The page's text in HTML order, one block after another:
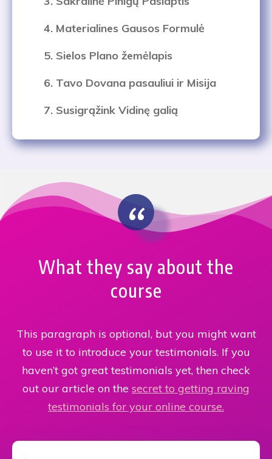
4. Materialines Gausos Formulė
5. Sielos Plano žemėlapis
6. Tavo Dovana pasauliui ir Misija
7. Susigrąžink Vidinę galią
“
What they say about the
course
This paragraph is optional, but you might want
to use it to introduce your testimonials. If you
haven’t got great testimonials yet, then check
out our article on the secret to getting raving
testimonials for your online course.